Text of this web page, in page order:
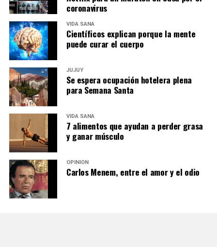
coronavirus
VIDA SANA
Científicos explican porque la mente
puede curar el cuerpo
JUJUY
Se espera ocupación hotelera plena
para Semana Santa
VIDA SANA
7 alimentos que ayudan a perder grasa
y ganar músculo
OPINIÓN
Carlos Menem, entre el amor y el odio